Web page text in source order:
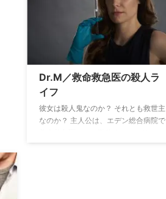
Dr.M／救命救急医の殺人ラ
イフ
彼女は殺人鬼なのか？ それとも救世主
なのか？ 主人公は、エデン総合病院で